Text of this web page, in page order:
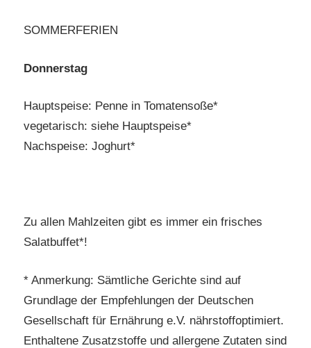
SOMMERFERIEN
Donnerstag
Hauptspeise: Penne in Tomatensoße*
vegetarisch: siehe Hauptspeise*
Nachspeise: Joghurt*
Zu allen Mahlzeiten gibt es immer ein frisches
Salatbuffet*!
* Anmerkung: Sämtliche Gerichte sind auf
Grundlage der Empfehlungen der Deutschen
Gesellschaft für Ernährung e.V. nährstoffoptimiert.
Enthaltene Zusatzstoffe und allergene Zutaten sind